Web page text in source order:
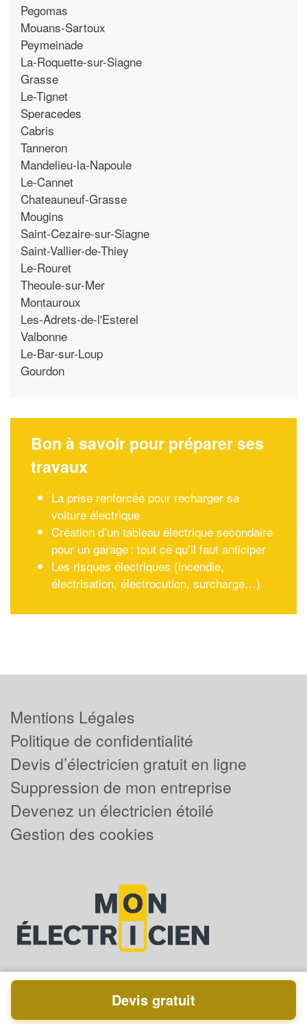
Pegomas
Mouans-Sartoux
Peymeinade
La-Roquette-sur-Siagne
Grasse
Le-Tignet
Speracedes
Cabris
Tanneron
Mandelieu-la-Napoule
Le-Cannet
Chateauneuf-Grasse
Mougins
Saint-Cezaire-sur-Siagne
Saint-Vallier-de-Thiey
Le-Rouret
Theoule-sur-Mer
Montauroux
Les-Adrets-de-l'Esterel
Valbonne
Le-Bar-sur-Loup
Gourdon
Bon à savoir pour préparer ses
travaux
La prise renforcée pour recharger sa
voiture électrique
Création d’un tableau électrique secondaire
pour un garage : tout ce qu’il faut anticiper
Les risques électriques (incendie,
électrisation, électrocution, surcharge…)
Mentions Légales
Politique de confidentialité
Devis d’électricien gratuit en ligne
Suppression de mon entreprise
Devenez un électricien étoilé
Gestion des cookies
Powered byPlus que pro
Devis gratuit